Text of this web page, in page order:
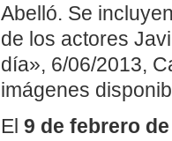
Abelló. Se
de los actores
día», 6/06/2013,
imágenes
El 9 de febrero